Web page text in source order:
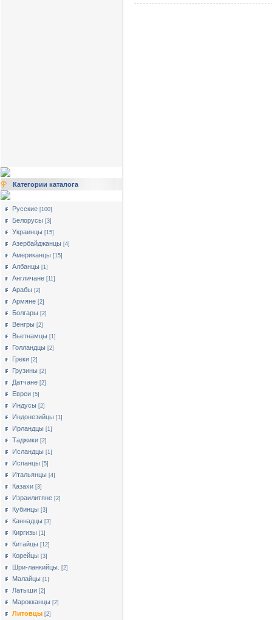
Категории каталога
Русские [100]
Белорусы [3]
Украинцы [15]
Азербайджанцы [4]
Американцы [15]
Албанцы [1]
Англичане [11]
Арабы [2]
Армяне [2]
Болгары [2]
Венгры [2]
Вьетнамцы [1]
Голландцы [2]
Греки [2]
Грузины [2]
Датчане [2]
Евреи [5]
Индусы [2]
Индонезийцы [1]
Ирландцы [1]
Таджики [2]
Исландцы [1]
Испанцы [5]
Итальянцы [4]
Казахи [3]
Израилитяне [2]
Кубинцы [3]
Каннадцы [3]
Киргизы [1]
Китайцы [12]
Корейцы [3]
Шри-ланкийцы. [2]
Малайцы [1]
Латыши [2]
Марокканцы [2]
Литовцы [2]